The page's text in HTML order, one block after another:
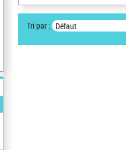
Tri par : Défaut